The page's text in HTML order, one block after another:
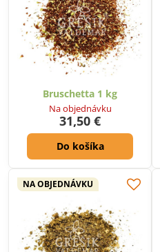
Bruschetta 1 kg
Na objednávku
31,50 €
Do košíka
NA OBJEDNÁVKU